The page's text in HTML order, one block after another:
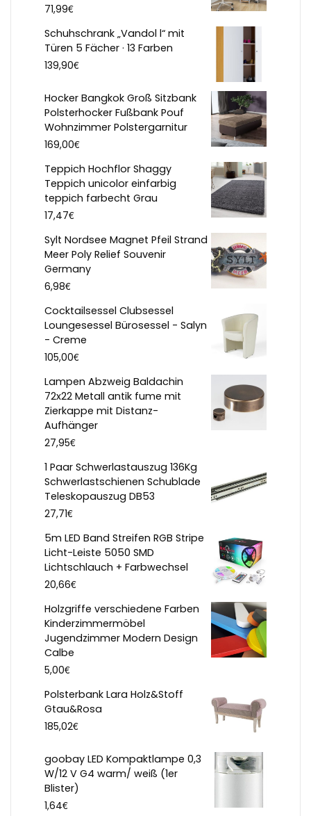
71,99€
Schuhschrank „Vandol l“ mit
Türen 5 Fächer · 13 Farben
139,90€
Hocker Bangkok Groß Sitzbank
Polsterhocker Fußbank Pouf
Wohnzimmer Polstergarnitur
169,00€
Teppich Hochflor Shaggy
Teppich unicolor einfarbig
teppich farbecht Grau
17,47€
Sylt Nordsee Magnet Pfeil Strand
Meer Poly Relief Souvenir
Germany
6,98€
Cocktailsessel Clubsessel
Loungesessel Bürosessel - Salyn
- Creme
105,00€
Lampen Abzweig Baldachin
72x22 Metall antik fume mit
Zierkappe mit Distanz-
Aufhänger
27,95€
1 Paar Schwerlastauszug 136Kg
Schwerlastschienen Schublade
Teleskopauszug DB53
27,71€
5m LED Band Streifen RGB Stripe
Licht-Leiste 5050 SMD
Lichtschlauch + Farbwechsel
20,66€
Holzgriffe verschiedene Farben
Kinderzimmermöbel
Jugendzimmer Modern Design
Calbe
5,00€
Polsterbank Lara Holz&Stoff
Gtau&Rosa
185,02€
goobay LED Kompaktlampe 0,3
W/12 V G4 warm/ weiß (1er
Blister)
1,64€